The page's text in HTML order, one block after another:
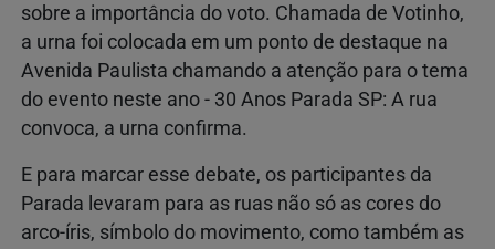
sobre a importância do voto. Chamada de Votinho,
a urna foi colocada em um ponto de destaque na
Avenida Paulista chamando a atenção para o tema
do evento neste ano - 30 Anos Parada SP: A rua
convoca, a urna confirma.
E para marcar esse debate, os participantes da
Parada levaram para as ruas não só as cores do
arco-íris, símbolo do movimento, como também as